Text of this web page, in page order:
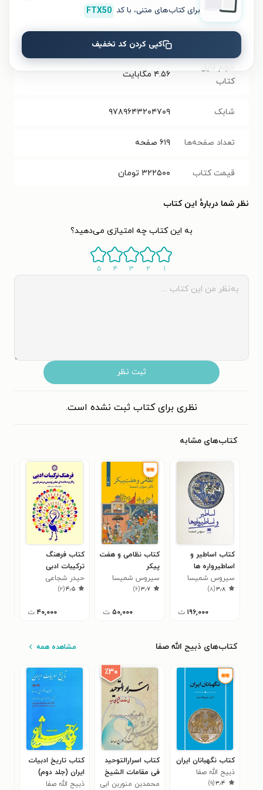
نسخه فیزیکی
حجم فایل
کتاب
۴.۵۶ مگابایت
شابک ۹۷۸۹۶۴۳۲۰۴۷۰۹
تعداد صفحه‌ها ۶۱۹ صفحه
قیمت کتاب ۳۲۲۵۰۰ تومان
نظر شما دربارهٔ این کتاب
به این کتاب چه امتیازی می‌دهید؟
۱ ۲ ۳ ۴ ۵
ثبت نظر
نظری برای کتاب ثبت نشده است.
کتاب‌های مشابه
کتاب اساطیر و
اساطیرواره ها
سیروس شمیسا
۳٫۸(۸)
۱۹۶,۰۰۰ ت
کتاب نظامی و هفت
پیکر
سیروس شمیسا
۳٫۷(۶)
۵۰,۰۰۰ ت
کتاب فرهنگ
ترکیبات ادبی
حیدر شجاعی
۴٫۵(۲)
۴۰,۰۰۰ ت
کتاب‌های ذبیح الله صفا مشاهده همه
کتاب نگهبانان ایران
ذبیح الله صفا
۳٫۴(۹)
٪۳۰
کتاب اسرارالتوحید
فی مقامات الشیخ
ابی سعید
محمدبن منوربن ابی
کتاب تاریخ ادبیات
ایران (جلد دوم)
ذبیح الله صفا
برای کتاب‌های متنی، با کد FTX50
کپی کردن کد تخفیف